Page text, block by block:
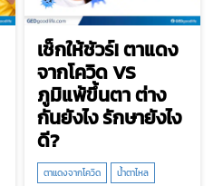
เช็กให้ชัวร์! ตาแดง
จากโควิด VS
ภูมิแพ้ขึ้นตา ต่าง
กันยังไง รักษายังไง
ดี?
ตาแดงจากโควิด
น้ำตาไหล